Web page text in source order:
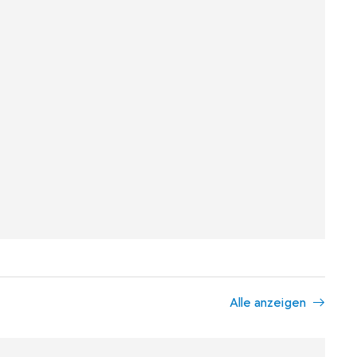
Alle anzeigen